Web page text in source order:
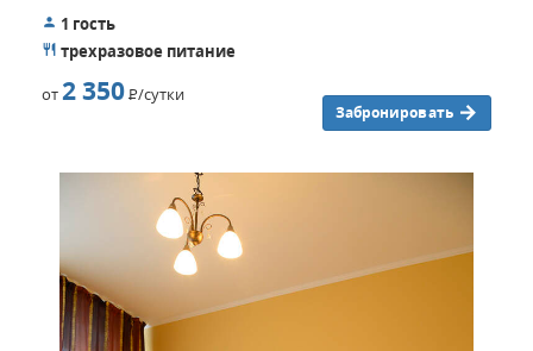
1 гость
трехразовое питание
от2 350Р/сутки
Забронировать